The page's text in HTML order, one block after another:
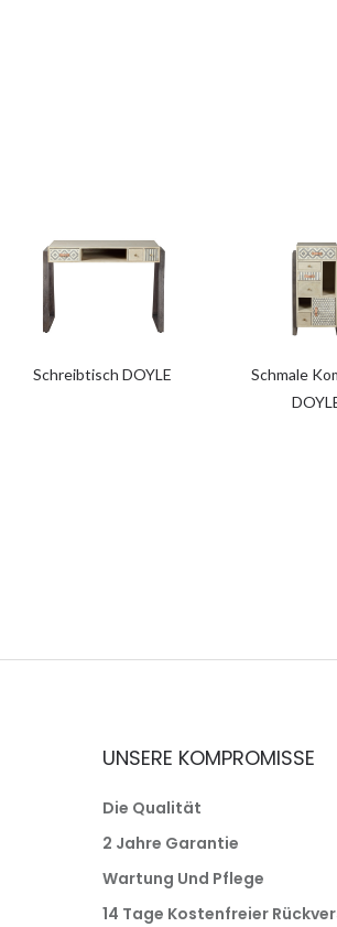
Schreibtisch DOYLE
Schmale
UNSERE KOMPROMISSE
Die Qualität
2 Jahre Garantie
Wartung Und Pflege
14 Tage Kostenfreier